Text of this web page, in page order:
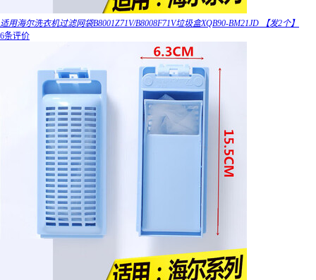
适用海尔洗衣机过滤网袋B8001Z71V/B8008F71V垃圾盒XQB90-BM21JD 【发2个】
6条评价